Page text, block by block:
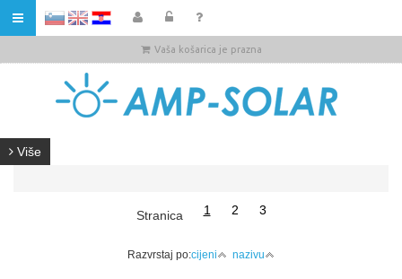
Vaša košarica je prazna
Više
Stranica 1 2 3
Razvrstaj po:cijeni nazivu